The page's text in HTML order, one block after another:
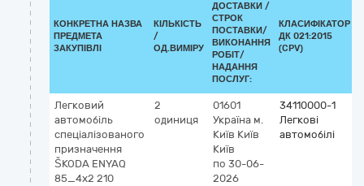
КОНКРЕТНА НАЗВА
ПРЕДМЕТА
ЗАКУПІВЛІ
КІЛЬКІСТЬ
/
ОД.ВИМІРУ
ДОСТАВКИ /
СТРОК
ПОСТАВКИ/
ВИКОНАННЯ
РОБІТ/
НАДАННЯ
ПОСЛУГ:
КЛАСИФІКАТОР
ДК 021:2015
(CPV)
Легковий
автомобіль
спеціалізованого
призначення
ŠKODA ENYAQ
85_4x2 210
2
одиниця
01601
Україна м.
Київ Київ
Київ
по 30-06-
2026
34110000-1
Легкові
автомобілі